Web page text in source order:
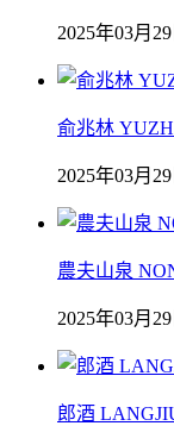
2025年03月29
俞兆林
2025年03月29
農夫山泉
2025年03月29
郎酒